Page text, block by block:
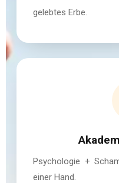
gelebtes Erbe.
Psychologie +
einer Hand.